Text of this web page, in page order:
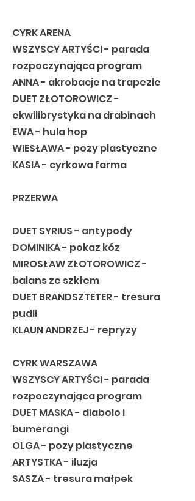
CYRK ARENA
WSZYSCY ARTYŚCI - parada
rozpoczynająca program
ANNA - akrobacje na trapezie
DUET ZŁOTOROWICZ -
ekwilibrystyka na drabinach
EWA - hula hop
WIESŁAWA - pozy plastyczne
KASIA - cyrkowa farma
PRZERWA
DUET SYRIUS - antypody
DOMINIKA - pokaz kóz
MIROSŁAW ZŁOTOROWICZ -
balans ze szkłem
DUET BRANDSZTETER - tresura
pudli
KLAUN ANDRZEJ - repryzy
CYRK WARSZAWA
WSZYSCY ARTYŚCI - parada
rozpoczynająca program
DUET MASKA - diabolo i
bumerangi
OLGA - pozy plastyczne
ARTYSTKA - iluzja
SASZA - tresura małpek